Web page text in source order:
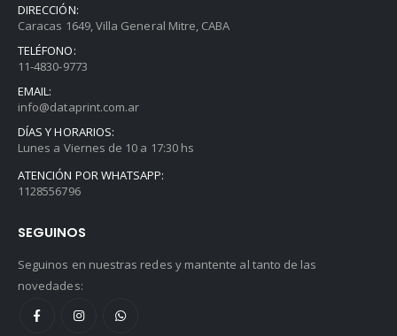
DIRECCIÓN:
Caracas 1649, Villa General Mitre, CABA
TELÉFONO:
11-4830-9773
EMAIL:
info@dataprint.com.ar
DÍAS Y HORARIOS:
Lunes a Viernes de 10 a 17:30 hs
ATENCIÓN POR WHATSAPP:
1128556796
SEGUINOS
Seguinos en nuestras redes y mantente al tanto de las
novedades: